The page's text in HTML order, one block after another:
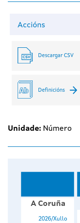
Accións
Descargar CSV
Definicións
Unidade: Número
A Coruña
2026/Xullo